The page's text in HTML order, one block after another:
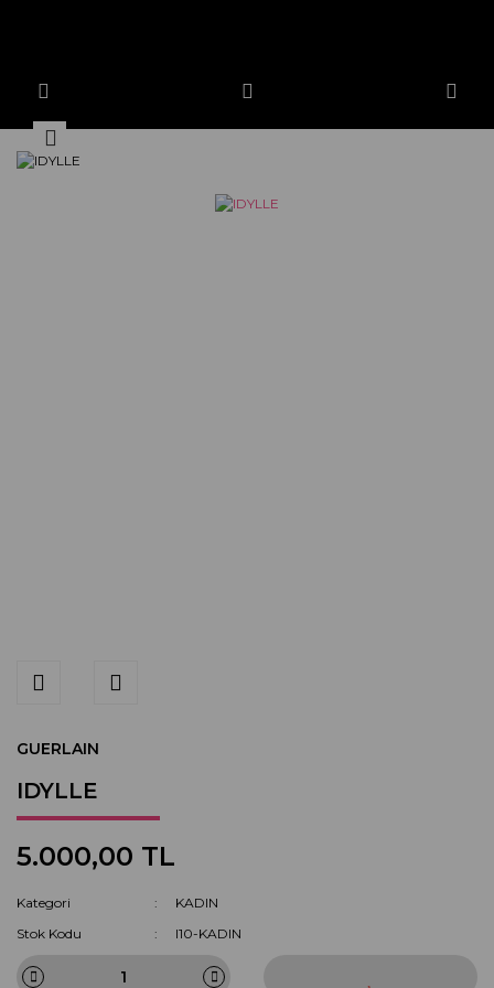
GUERLAIN
IDYLLE
5.000,00 TL
Kategori
KADIN
Stok Kodu
I10-KADIN